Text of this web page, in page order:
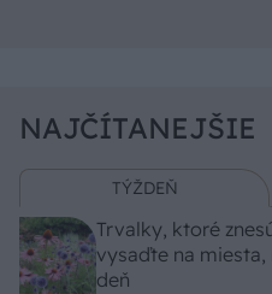
NAJČÍTANEJŠIE
TÝŽDEŇ
Trvalky, ktoré
vysaďte na
deň